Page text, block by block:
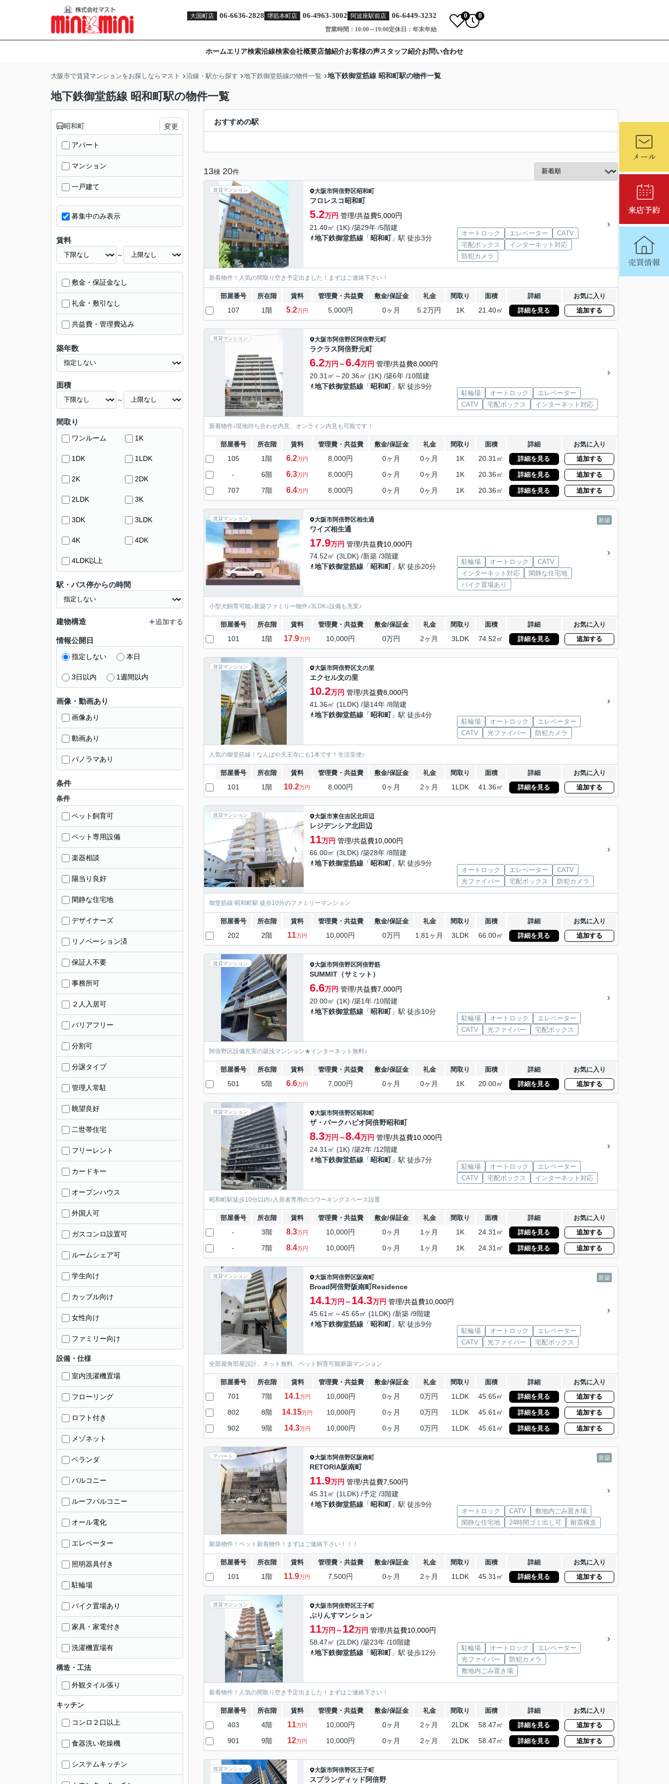
大国町店 06-6636-2828 堺筋本町店 06-4963-3002 阿波座駅前店 06-6449-3232
営業時間：10:00～19:00定休日：年末年始
0 0
ホームエリア検索沿線検索会社概要店舗紹介お客様の声スタッフ紹介お問い合わせ
大阪市で賃貸マンションをお探しならマスト 沿線・駅から探す 地下鉄御堂筋線の物件一覧 地下鉄御堂筋線 昭和町駅の物件一覧
地下鉄御堂筋線 昭和町駅の物件一覧
おすすめの駅
13棟 20件
賃貸マンション 大阪市阿倍野区昭和町
フロレスコ昭和町
5.2万円 管理/共益費5,000円
21.40㎡ (1K) /築29年 /5階建
地下鉄御堂筋線 「昭和町」駅 徒歩3分
オートロック エレベーター
CATV
宅配ボックス
インターネット対応
防犯カメラ
新着物件！人気の間取り空き予定出ました！まずはご連絡下さい！
部屋番号 所在階 賃料 管理費・共益費 敷金/保証金 礼金 間取り 面積 詳細 お気に入り
107 1階 5.2万円 5,000円 0ヶ月 5.2万円 1K 21.40㎡ 詳細を見る 追加する
賃貸マンション 大阪市阿倍野区阿倍野元町
ラクラス阿倍野元町
6.2万円～6.4万円 管理/共益費8,000円
20.31㎡～20.36㎡ (1K) /築6年 /10階建
地下鉄御堂筋線 「昭和町」駅 徒歩9分
駐輪場 オートロック
エレベーター
CATV
宅配ボックス インターネット対応
新着物件♪現地待ち合わせ内見、オンライン内見も可能です！
部屋番号 所在階 賃料 管理費・共益費 敷金/保証金 礼金 間取り 面積 詳細 お気に入り
105 1階 6.2万円 8,000円 0ヶ月 0ヶ月 1K 20.31㎡ 詳細を見る 追加する
- 6階 6.3万円 8,000円 0ヶ月 0ヶ月 1K 20.36㎡ 詳細を見る 追加する
707 7階 6.4万円 8,000円 0ヶ月 0ヶ月 1K 20.36㎡ 詳細を見る 追加する
賃貸マンション 新築
大阪市阿倍野区相生通
ワイズ相生通
17.9万円 管理/共益費10,000円
74.52㎡ (3LDK) /新築 /3階建
地下鉄御堂筋線 「昭和町」駅 徒歩20分
駐輪場 オートロック
CATV
インターネット対応
閑静な住宅地
バイク置場あり
小型犬飼育可能♪新築ファミリー物件♪3LDK♪設備も充実♪
部屋番号 所在階 賃料 管理費・共益費 敷金/保証金 礼金 間取り 面積 詳細 お気に入り
101 1階 17.9万円 10,000円 0万円 2ヶ月 3LDK 74.52㎡ 詳細を見る 追加する
賃貸マンション 大阪市阿倍野区文の里
エクセル文の里
10.2万円 管理/共益費8,000円
41.36㎡ (1LDK) /築14年 /8階建
地下鉄御堂筋線 「昭和町」駅 徒歩4分
駐輪場 オートロック
エレベーター
CATV
光ファイバー 防犯カメラ
人気の御堂筋線！なんばや天王寺にも1本です！生活至便♪
部屋番号 所在階 賃料 管理費・共益費 敷金/保証金 礼金 間取り 面積 詳細 お気に入り
101 1階 10.2万円 8,000円 0ヶ月 2ヶ月 1LDK 41.36㎡ 詳細を見る 追加する
賃貸マンション 大阪市東住吉区北田辺
レジデンシア北田辺
11万円 管理/共益費10,000円
66.00㎡ (3LDK) /築28年 /8階建
地下鉄御堂筋線 「昭和町」駅 徒歩9分
オートロック エレベーター
CATV
光ファイバー
宅配ボックス 防犯カメラ
御堂筋線 昭和町駅 徒歩10分のファミリーマンション
部屋番号 所在階 賃料 管理費・共益費 敷金/保証金 礼金 間取り 面積 詳細 お気に入り
202 2階 11万円 10,000円 0万円 1.81ヶ月 3LDK 66.00㎡ 詳細を見る 追加する
賃貸マンション 大阪市阿倍野区阿倍野筋
SUMMIT（サミット）
6.6万円 管理/共益費7,000円
20.00㎡ (1K) /築1年 /10階建
地下鉄御堂筋線 「昭和町」駅 徒歩10分
駐輪場 オートロック
エレベーター
CATV
光ファイバー 宅配ボックス
阿倍野区設備充実の築浅マンション★インターネット無料♪
部屋番号 所在階 賃料 管理費・共益費 敷金/保証金 礼金 間取り 面積 詳細 お気に入り
501 5階 6.6万円 7,000円 0ヶ月 0ヶ月 1K 20.00㎡ 詳細を見る 追加する
賃貸マンション 大阪市阿倍野区昭和町
ザ・パークハビオ阿倍野昭和町
8.3万円～8.4万円 管理/共益費10,000円
24.31㎡ (1K) /築2年 /12階建
地下鉄御堂筋線 「昭和町」駅 徒歩7分
駐輪場 オートロック
エレベーター
CATV
宅配ボックス インターネット対応
昭和町駅徒歩10分以内♪入居者専用のコワーキングスペース設置
部屋番号 所在階 賃料 管理費・共益費 敷金/保証金 礼金 間取り 面積 詳細 お気に入り
- 3階 8.3万円 10,000円 0ヶ月 1ヶ月 1K 24.31㎡ 詳細を見る 追加する
- 7階 8.4万円 10,000円 0ヶ月 1ヶ月 1K 24.31㎡ 詳細を見る 追加する
賃貸マンション 新築
大阪市阿倍野区阪南町
Broad阿倍野阪南町Residence
14.1万円～14.3万円 管理/共益費10,000円
45.61㎡～45.65㎡ (1LDK) /新築 /9階建
地下鉄御堂筋線 「昭和町」駅 徒歩9分
駐輪場 オートロック
エレベーター
CATV
光ファイバー 宅配ボックス
全部屋角部屋設計、ネット無料、ペット飼育可能新築マンション
部屋番号 所在階 賃料 管理費・共益費 敷金/保証金 礼金 間取り 面積 詳細 お気に入り
701 7階 14.1万円 10,000円 0ヶ月 0万円 1LDK 45.65㎡ 詳細を見る 追加する
802 8階 14.15万円 10,000円 0ヶ月 0万円 1LDK 45.61㎡ 詳細を見る 追加する
902 9階 14.3万円 10,000円 0ヶ月 0万円 1LDK 45.61㎡ 詳細を見る 追加する
アパート 新築
大阪市阿倍野区阪南町
RETORIA阪南町
11.9万円 管理/共益費7,500円
45.31㎡ (1LDK) /予定 /3階建
地下鉄御堂筋線 「昭和町」駅 徒歩9分
オートロック CATV
敷地内ごみ置き場
閑静な住宅地
24時間ゴミ出し可 耐震構造
新築物件！ペット新着物件！まずはご連絡下さい！！！
部屋番号 所在階 賃料 管理費・共益費 敷金/保証金 礼金 間取り 面積 詳細 お気に入り
101 1階 11.9万円 7,500円 0ヶ月 2ヶ月 1LDK 45.31㎡ 詳細を見る 追加する
賃貸マンション 大阪市阿倍野区王子町
ぷりんすマンション
11万円～12万円 管理/共益費10,000円
58.47㎡ (2LDK) /築23年 /10階建
地下鉄御堂筋線 「昭和町」駅 徒歩12分
駐輪場 オートロック
エレベーター
光ファイバー
防犯カメラ
敷地内ごみ置き場
新着物件！人気の間取り空き予定出ました！まずはご連絡下さい！
部屋番号 所在階 賃料 管理費・共益費 敷金/保証金 礼金 間取り 面積 詳細 お気に入り
403 4階 11万円 10,000円 0ヶ月 2ヶ月 2LDK 58.47㎡ 詳細を見る 追加する
901 9階 12万円 10,000円 0ヶ月 2ヶ月 2LDK 58.47㎡ 詳細を見る 追加する
賃貸マンション 大阪市阿倍野区王子町
スプランディッド阿倍野
昭和町 変更
アパート
マンション
一戸建て
募集中のみ表示
賃料
～
敷金・保証金なし
礼金・敷引なし
共益費・管理費込み
築年数
面積
～
間取り
ワンルーム 1K
1DK 1LDK
2K 2DK
2LDK 3K
3DK 3LDK
4K 4DK
4LDK以上
駅・バス停からの時間
建物構造 追加する
情報公開日
指定しない 本日
3日以内 1週間以内
画像・動画あり
画像あり
動画あり
パノラマあり
条件
条件
ペット飼育可
ペット専用設備
楽器相談
陽当り良好
閑静な住宅地
デザイナーズ
リノベーション済
保証人不要
事務所可
２人入居可
バリアフリー
分割可
分譲タイプ
管理人常駐
眺望良好
二世帯住宅
フリーレント
カードキー
オープンハウス
外国人可
ガスコンロ設置可
ルームシェア可
学生向け
カップル向け
女性向け
ファミリー向け
設備・仕様
室内洗濯機置場
フローリング
ロフト付き
メゾネット
ベランダ
バルコニー
ルーフバルコニー
オール電化
エレベーター
照明器具付き
駐輪場
バイク置場あり
家具・家電付き
洗濯機置場有
構造・工法
外観タイル張り
キッチン
コンロ２口以上
食器洗い乾燥機
システムキッチン